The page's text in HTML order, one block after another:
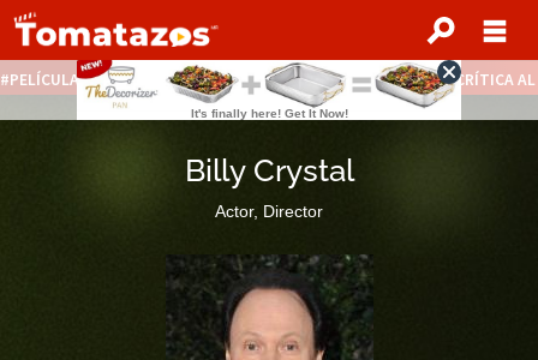
PELÍCULAS STREAMING GRATIS NOTICIAS DESTACADAS CRÍTICA
Billy Crystal
Actor, Director